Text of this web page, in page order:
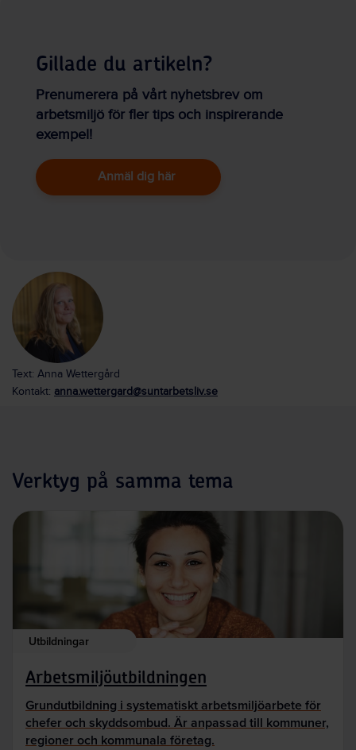
Gillade du artikeln?
Prenumerera på vårt nyhetsbrev om
arbetsmiljö för fler tips och inspirerande
exempel!
Anmäl dig här
Text: Anna Wettergård
Kontakt: anna.wettergard@suntarbetsliv.se
Verktyg på samma tema
Utbildningar
Arbetsmiljöutbildningen
Grundutbildning i systematiskt arbetsmiljöarbete för
chefer och skyddsombud. Är anpassad till kommuner,
regioner och kommunala företag.